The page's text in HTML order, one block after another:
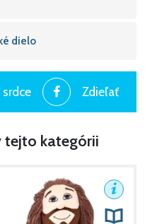
dielo
Zdieľať
tejto kategórii